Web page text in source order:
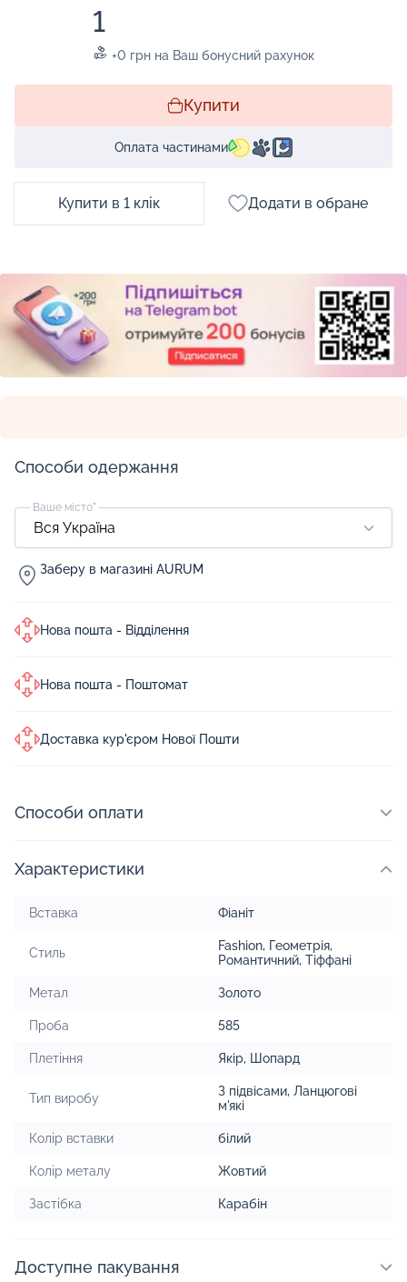
1
+0 грн на Ваш бонусний рахунок
Купити
Оплата частинами
Купити в 1 клік Додати в обране
Способи одержання
Ваше місто*
Заберу в магазині AURUM
Нова пошта - Відділення
Нова пошта - Поштомат
Доставка кур'єром Нової Пошти
Способи оплати
Характеристики
Вставка Фіаніт
Стиль Fashion, Геометрія,
Романтичний, Тіффані
Метал Золото
Проба 585
Плетіння Якір, Шопард
Тип виробу З підвісами, Ланцюгові
м'які
Колір вставки білий
Колір металу Жовтий
Застібка Карабін
Доступне пакування